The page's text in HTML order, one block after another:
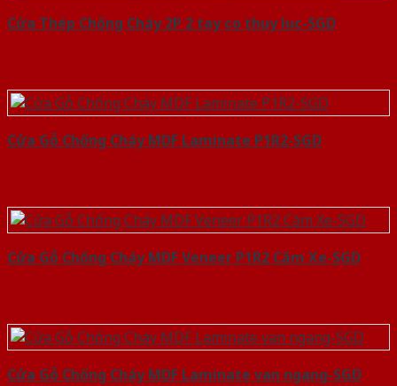
Cửa Thép Chống Cháy 2P 2 tay co thuy luc-SGD
Cửa Gỗ Chống Cháy MDF Laminate P1R2-SGD
Cửa Gỗ Chống Cháy MDF Veneer P1R2 Căm Xe-SGD
Cửa Gỗ Chống Cháy MDF Laminate van ngang-SGD